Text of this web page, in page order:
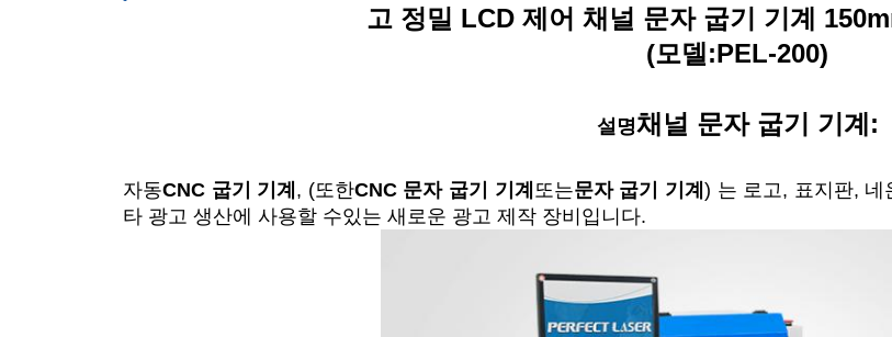
고 정밀 LCD 제어 채널 문자 굽기 기계
(모델:PEL-200)
설명채널 문자 굽기 기계:
자동CNC 굽기 기계 , (또한CNC 문자 굽기 기계 또는문자 굽기 기계 ) 는 로고, 표지판, 네
타 광고 생산에 사용할 수있는 새로운 광고 제작 장비입니다.